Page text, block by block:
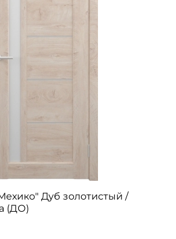
Дуб золотистый /
(ДО)